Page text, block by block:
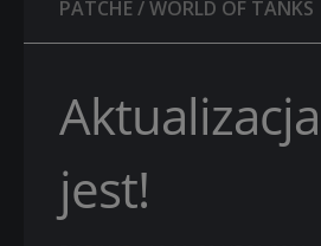
PATCHE/WORLD OF TANKS
jest!